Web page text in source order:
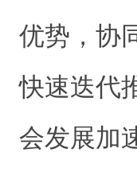
优势，协
快速迭代
会发展加